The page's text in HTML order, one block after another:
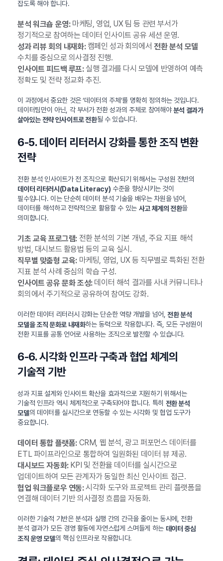
잡도록 해야 합니다.
분석 워크숍 운영:마케팅, 영업, UX 팀 등 관련 부서가
정기적으로 참여하는 데이터 인사이트 공유 세션 운영.
성과 리뷰 회의 내재화:캠페인 성과 회의에서 전환 분석 모델
수치를 중심으로 의사결정 진행.
인사이트 피드백 루프:실행 결과를 다시 모델에 반영하여 예측
정확도 및 전략 정교화 추진.
이 과정에서 중요한 것은 ‘데이터의 주체’를 명확히 정의하는 것입니다.
데이터팀만이 아닌, 각 부서가 전환 성과의 주체로 참여해야분석 결과가
살아있는 전략 인사이트로 전환될 수 있습니다.
6-5. 데이터 리터러시 강화를 통한 조직 변환
전략
전환 분석 인사이트가 전 조직으로 확산되기 위해서는 구성원 전반의
데이터 리터러시(Data Literacy) 수준을 향상시키는 것이
필수입니다. 이는 단순히 데이터 분석 기술을 배우는 차원을 넘어,
데이터를 해석하고 전략적으로 활용할 수 있는 사고 체계의 전환을
의미합니다.
기초 교육 프로그램:전환 분석의 기본 개념, 주요 지표 해석
방법, 대시보드 활용법 등의 교육 실시.
직무별 맞춤형 교육:마케팅, 영업, UX 등 직무별로 특화된 전환
지표 분석 사례 중심의 학습 구성.
인사이트 공유 문화 조성:데이터 해석 결과를 사내 커뮤니티나
회의에서 주기적으로 공유하여 참여도 강화.
이러한 데이터 리터러시 강화는 단순한 역량 개발을 넘어,전환 분석
모델을 조직 문화로 내재화하는 동력으로 작용합니다. 즉, 모든 구성원이
전환 지표를 공통 언어로 사용하는 조직으로 발전할 수 있습니다.
6-6. 시각화 인프라 구축과 협업 체계의
기술적 기반
성과 지표 설계와 인사이트 확산을 효과적으로 지원하기 위해서는
기술적 인프라 역시 체계적으로 구축되어야 합니다. 특히 전환 분석
모델의 데이터를 실시간으로 연동할 수 있는 시각화 및 협업 도구가
중요합니다.
데이터 통합 플랫폼:CRM, 웹 분석, 광고 퍼포먼스 데이터를
ETL 파이프라인으로 통합하여 일원화된 데이터 뷰 제공.
대시보드 자동화:KPI 및 전환율 데이터를 실시간으로
업데이트하여 모든 관계자가 동일한 최신 인사이트 접근.
협업 워크플로우 연동:시각화 도구와 프로젝트 관리 플랫폼을
연결해 데이터 기반 의사결정 흐름을 자동화.
이러한 기술적 기반은 분석과 실행 간의 간극을 줄이는 동시에, 전환
분석 결과가 모든 경영 활동에 자연스럽게 스며들게 하는 데이터 중심
조직 운영 모델의 핵심 인프라로 작용합니다.